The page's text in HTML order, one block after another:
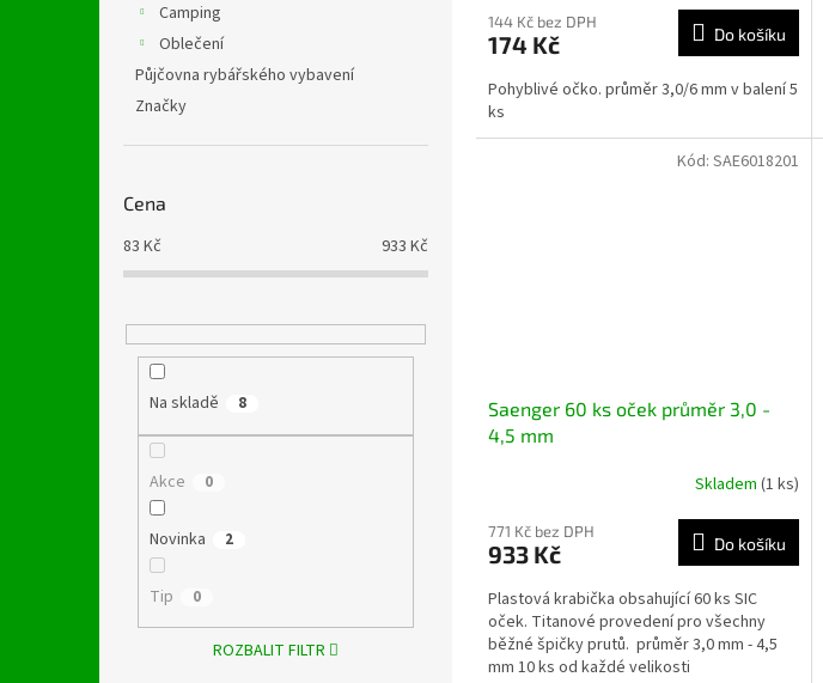
Camping
Oblečení
Půjčovna rybářského vybavení
Značky
Cena
83 Kč 933 Kč
Na skladě 8
Akce 0
Novinka 2
Tip 0
ROZBALIT FILTR
144 Kč bez DPH
174 Kč Do košíku
Pohyblivé očko. průměr 3,0/6 mm v balení 5
ks
Saenger 60 ks oček průměr 3,0 -
4,5 mm
Skladem (1 ks)
771 Kč bez DPH
933 Kč Do košíku
Plastová krabička obsahující 60 ks SIC
oček. Titanové provedení pro všechny
běžné špičky prutů. průměr 3,0 mm - 4,5
mm 10 ks od každé velikosti
Kód: SAE6018201